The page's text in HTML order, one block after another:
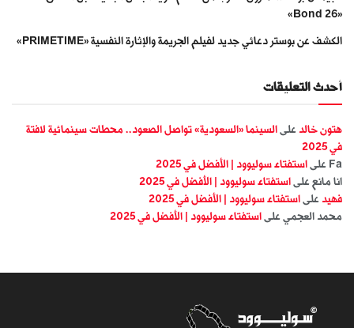
«Bond 26»
الكشف عن بوستر دعائي جديد لفيلم الجريمة والإثارة النفسية «PRIMETIME»
أحدث التعليقات
هتون خالد على السينما «السعودية» تواصل الصعود.. محطات سينمائية لافتة
في 2025
Fa على استفتاء سوليوود | الأفضل في 2025
انا مانع على استفتاء سوليوود | الأفضل في 2025
فهيد على استفتاء سوليوود | الأفضل في 2025
محمد العجمي على استفتاء سوليوود | الأفضل في 2025